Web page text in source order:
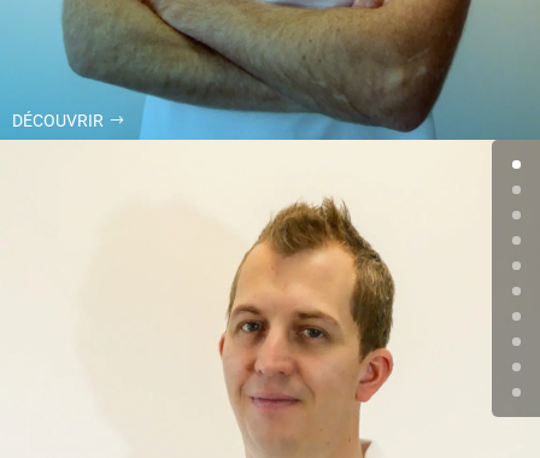
DÉCOUVRIR